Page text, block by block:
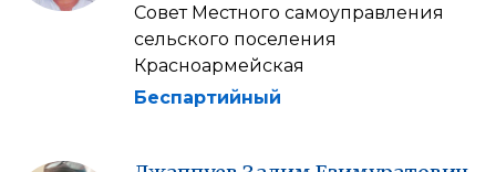
Совет Местного самоуправления
сельского поселения
Красноармейская
Беспартийный